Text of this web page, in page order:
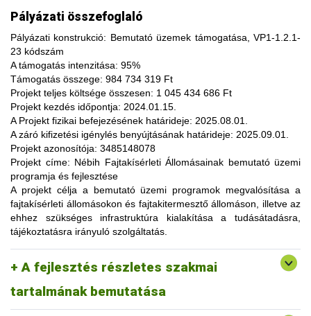
Pályázati összefoglaló
Pályázati konstrukció: Bemutató üzemek támogatása, VP1-1.2.1-
23 kódszám
A támogatás intenzitása: 95%
Támogatás összege: 984 734 319 Ft
Projekt teljes költsége összesen: 1 045 434 686 Ft
Projekt kezdés időpontja: 2024.01.15.
A Projekt fizikai befejezésének határideje: 2025.08.01.
A záró kifizetési igénylés benyújtásának határideje: 2025.09.01.
Projekt azonosítója: 3485148078
Projekt címe: Nébih Fajtakísérleti Állomásainak bemutató üzemi
programja és fejlesztése
A projekt céljaa bemutató üzemi programok megvalósítása a
fajtakísérleti állomásokon és fajtakitermesztő állomáson, illetve az
ehhez szükséges infrastruktúra kialakítása a tudásátadásra,
tájékoztatásra irányuló szolgáltatás.
A fejlesztés részletes szakmai
tartalmának bemutatása
A fajtakísérleti és fajtakitermesztési állomások
modernizálásával, olyan növényfajta kísérleteket lehet
végezni, melyekkel limitálhatóak a mezőgazdasági termesztés
bizonytalanságából adódó negatív hatások, növelhető a
termésbiztonság, valamint a növényi kórokozókkal, kártevőkkel
szembeni ellenálló képesség. A fajtakísérlet során megszerzett
tapasztalatok átadása az agrárgazdaság szereplői részére egy
olyan, a hagyományostól eltérő jellegű tudás megszerzési
lehetőség, amelynek során a résztvevők elsősorban
gyakorlatorientált ismeretanyaggal, tapasztalatokkal
gazdagodhatnak, a fajtahasználaton túl, az aktuális termelési
eljárások és gazdaságszervezési minták alkalmazása
tekintetében. A gazdálkodók olyan innovatív ismereteket,
növénykultúrákat (fajtákat), környezetvédelmi megoldásokat
ismerhetnek meg, amelyek alkalmazása révén
optimalizálhatják a termelést, csökkenthetik a szennyezőanyag
kibocsátást, valamint eredményesen alkalmazkodhatnak a
állomáson (Tordas, Pölöske, Székkutas, Monorierdő)
valósulna meg bemutató üzemi program.
Tordas
kertészeti (zöldség, gyümölcs) fajok, szántóföldi
és üvegházi termesztési körülmények, ökológiai
gazdálkodásra alkalmas fajták vizsgálata
Pölöske
kertészeti (gyümölcs) fajok